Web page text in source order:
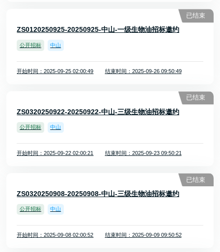
ZS0120250925-20250925-中山-一级生物油招标邀约
公开招标 中山
开始时间：2025-09-25 02:00:49 结束时间：2025-09-26 09:50:49
已结束
ZS0320250922-20250922-中山-三级生物油招标邀约
公开招标 中山
开始时间：2025-09-22 02:00:21 结束时间：2025-09-23 09:50:21
已结束
ZS0320250908-20250908-中山-三级生物油招标邀约
公开招标 中山
开始时间：2025-09-08 02:00:52 结束时间：2025-09-09 09:50:52
已结束